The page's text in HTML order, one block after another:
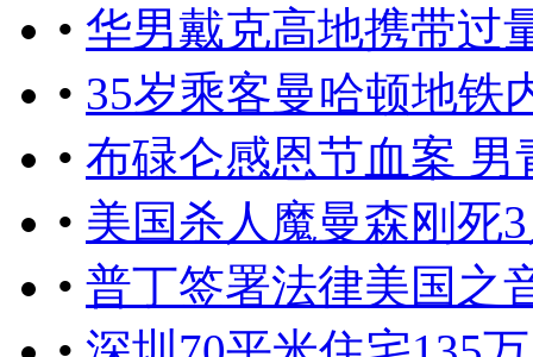
• 华男戴克高地携带过
• 35岁乘客曼哈顿地铁
• 布碌仑感恩节血案 男
• 美国杀人魔曼森刚死
• 普丁签署法律美国之